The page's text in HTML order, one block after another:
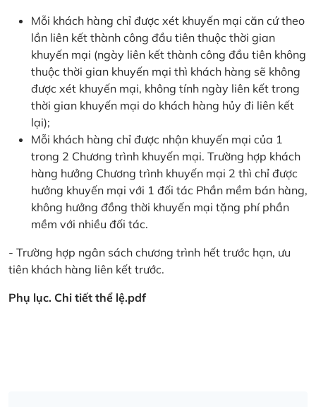
Mỗi khách hàng chỉ được xét khuyến mại căn cứ theo
lần liên kết thành công đầu tiên thuộc thời gian
khuyến mại (ngày liên kết thành công đầu tiên không
thuộc thời gian khuyến mại thì khách hàng sẽ không
được xét khuyến mại, không tính ngày liên kết trong
thời gian khuyến mại do khách hàng hủy đi liên kết
lại);
Mỗi khách hàng chỉ được nhận khuyến mại của 1
trong 2 Chương trình khuyến mại. Trường hợp khách
hàng hưởng Chương trình khuyến mại 2 thì chỉ được
hưởng khuyến mại với 1 đối tác Phần mềm bán hàng,
không hưởng đồng thời khuyến mại tặng phí phần
mềm với nhiều đối tác.
- Trường hợp ngân sách chương trình hết trước hạn, ưu
tiên khách hàng liên kết trước.
Phụ lục. Chi tiết thể lệ.pdf